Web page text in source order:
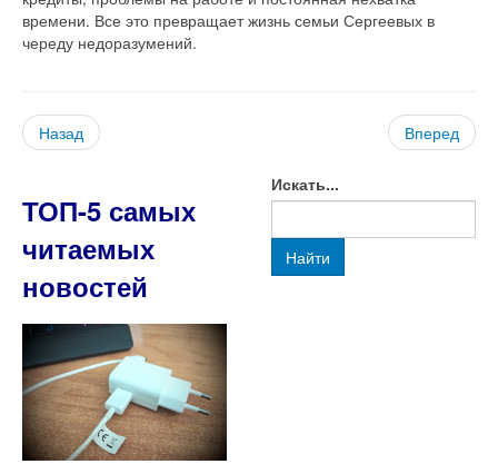
времени. Все это превращает жизнь семьи Сергеевых в
череду недоразумений.
Назад Вперед
ТОП-5 самых
читаемых
новостей
Искать...
Найти